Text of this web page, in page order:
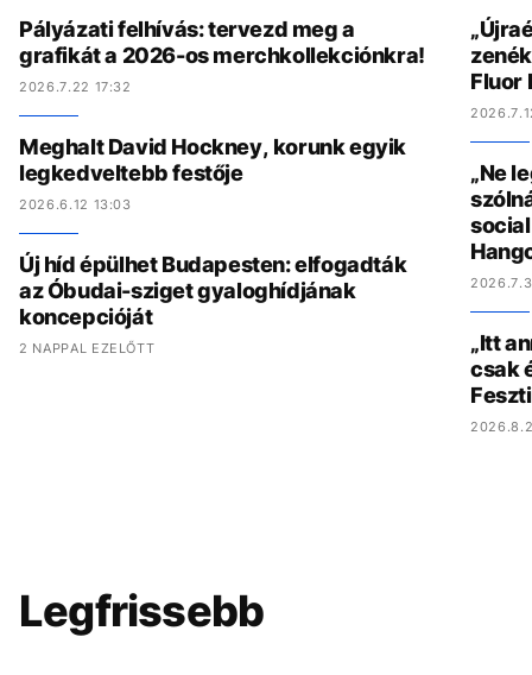
Pályázati felhívás: tervezd meg a
grafikát a 2026-os merchkollekciónkra!
2026.7.22 17:32
Meghalt David Hockney, korunk egyik
legkedveltebb festője
2026.6.12 13:03
Új híd épülhet Budapesten: elfogadták
az Óbudai-sziget gyaloghídjának
koncepcióját
2 NAPPAL EZELŐTT
Fluor
„Ne
„Itt
csak
Legfrissebb